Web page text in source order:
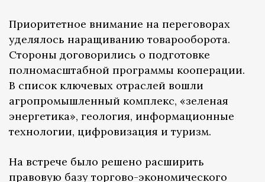
Приоритетное внимание на переговорах
уделялось наращиванию товарооборота.
Стороны договорились о подготовке
полномасштабной программы кооперации.
В список ключевых отраслей вошли
агропромышленный комплекс, «зеленая
энергетика», геология, информационные
технологии, цифровизация и туризм.
На встрече было решено расширить
правовую базу торгово-экономического